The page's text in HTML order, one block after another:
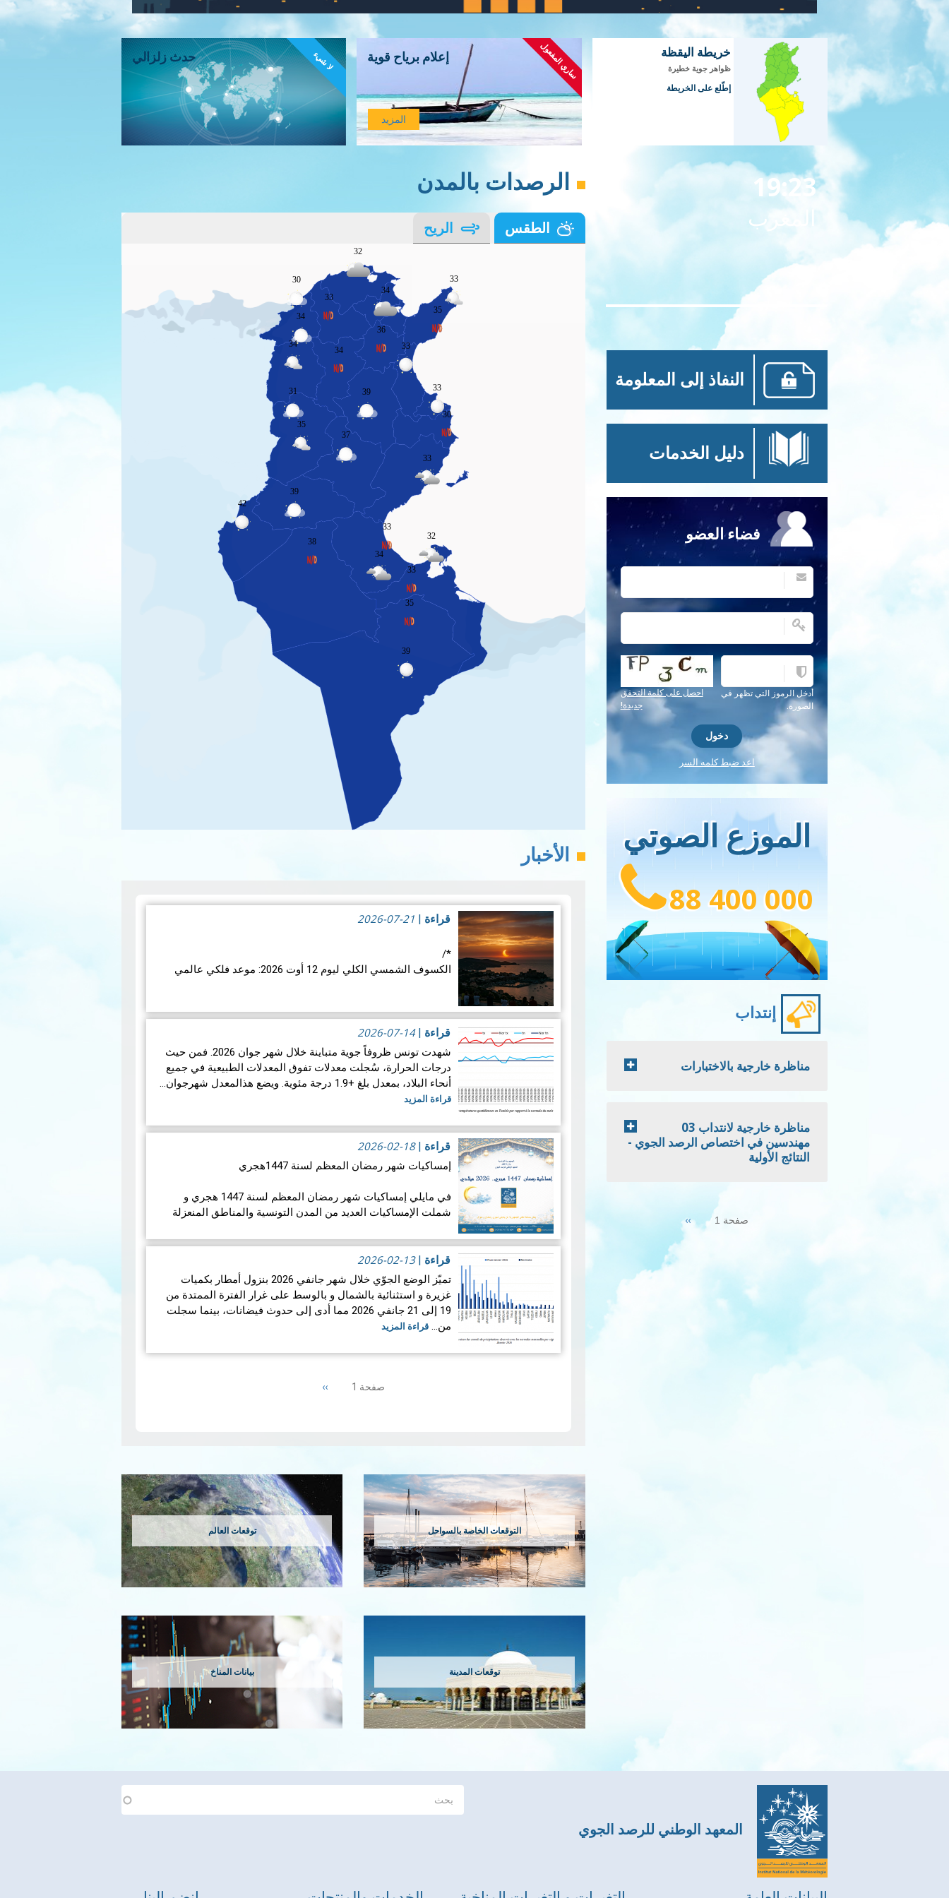
خريطة اليقظة
ظواهر جوية خطيرة
إطّلع على الخريطة
إعلام برياح قوية ساري المفعول
المزيد
حدث زلزالي لا شيء
الرصدات بالمدن
الطقس الريح
30
32
33
34
31
35
33
42
38
33
32
33
34
33
35
36
33
34
34
39 33
30
39
37
34
35
39
الأخبار
قراءة |
2026-07-21
*/
الكسوف الشمسي الكلي ليوم 12 أوت 2026: موعد فلكي عالمي
الفلكية: كسوفا كلي للشمس. يُعتبر هذا الكسوف الأول من نوعه ال…
قراءة المزيد
قراءة |
2026-07-14
شهدت تونس ظروفاً جوية متباينة خلال شهر جوان 2026. فمن حيث
درجات الحرارة، سُجلت معدلات تفوق المعدلات الطبيعية في جميع
أنحاء البلاد، بمعدل بلغ +1.9 درجة مئوية. ويضع هذالمعدل شهرجوان…
قراءة المزيد
قراءة |
2026-02-18
إمساكيات شهر رمضان المعظم لسنة 1447هجري
في مايلي إمساكيات شهر رمضان المعظم لسنة 1447 هجري و
شملت الإمساكيات العديد من المدن التونسية والمناطق المنعزلة
قراءة |
2026-02-13
تميّز الوضع الجوّي خلال شهر جانفي 2026 بنزول أمطار بكميات
غزيرة و استثنائية بالشمال و بالوسط على غرار الفترة الممتدة من
19 إلى 21 جانفي 2026 مما أدى إلى حدوث فيضانات، بينما سجلت
من…قراءة المزيد
صفحة 1 Next
››
توقعات العالم التوقعات الخاصة بالسواحل
بيانات المناخ توقعات المدينة
19:23
المغرب
النفاذ إلى المعلومة
دليل الخدمات
فضاء العضو
أدخل الرموز التي تظهر في
الصورة.
احصل على كلمة التحقق
جديدة!
اعد ضبط كلمه السر
الموزع الصوتي
88 400 000
إنتداب
مناظرة خارجية بالاختبارات
مناظرة خارجية لانتداب 03
مهندسين في اختصاص الرصد الجوي -
النتائج الأولية
صفحة 1 Next
page
››
المعهد الوطني للرصد الجوي